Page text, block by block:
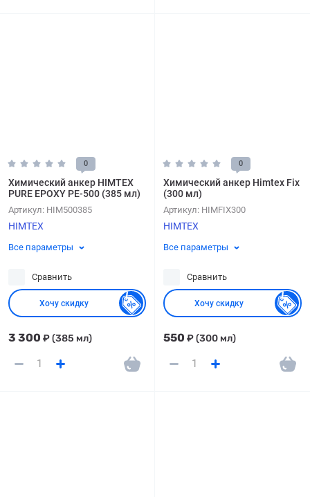
0
Химический анкер HIMTEX
PURE EPOXY PE-500 (385 мл)
Артикул: HIM500385
HIMTEX
Все параметры
Сравнить
Хочу скидку
3 300 ₽(385 мл)
0
Химический анкер Himtex Fix
(300 мл)
Артикул: HIMFIX300
HIMTEX
Все параметры
Сравнить
Хочу скидку
550 ₽(300 мл)